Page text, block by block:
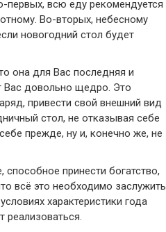
первых, всю еду рекомендуется
Во-вторых, небесному
новогодний стол будет
она для Вас последняя и
Вас довольно щедро. Это
привести свой внешний вид
стол, не отказывая себе
прежде, ну и, конечно же, не
принести богатство,
всё это необходимо заслужить
характеристики года
реализоваться.